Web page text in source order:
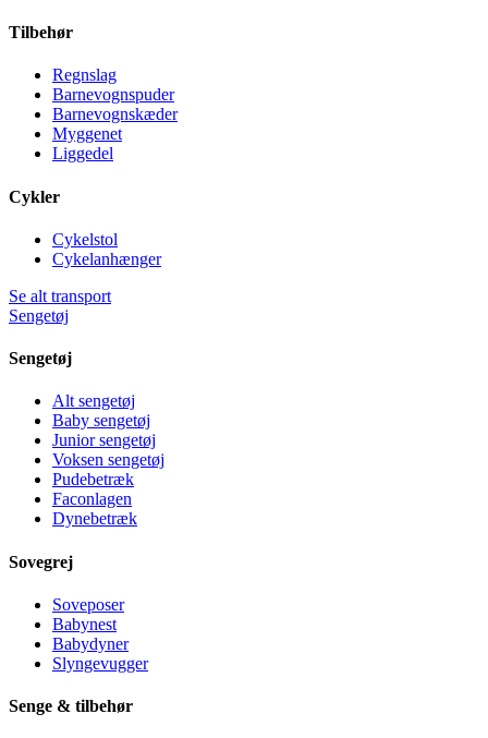
Tilbehør
Regnslag
Barnevognspuder
Barnevognskæder
Myggenet
Liggedel
Cykler
Cykelstol
Cykelanhænger
Se alt transport
Sengetøj
Sengetøj
Alt sengetøj
Baby sengetøj
Junior sengetøj
Voksen sengetøj
Pudebetræk
Faconlagen
Dynebetræk
Sovegrej
Soveposer
Babynest
Babydyner
Slyngevugger
Senge & tilbehør